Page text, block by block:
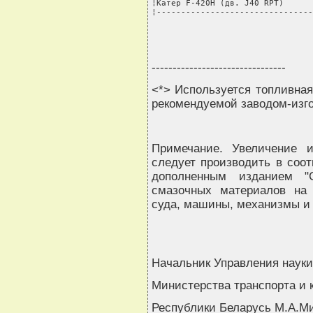
--------------------------------
<*> Используется
рекомендуемой заводом-
Примечание. Увеличение
следует производить в
дополненным изданием
смазочных материалов на
суда, машины, механизмы и
Начальник Управления
Министерства транспорта и
Республики Беларусь